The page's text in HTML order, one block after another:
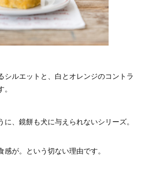
シルエットと、白とオレンジのコントラ
、鏡餅も犬に与えられないシリーズ。
が。という切ない理由です。